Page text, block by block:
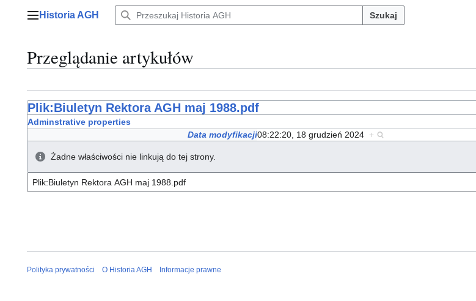
Menu główne
Historia AGH Szukaj
Przeglądanie artykułów
Plik:Biuletyn Rektora AGH maj 1988.pdf
Adminstrative properties
Data modyfikacji08:22:20, 18 grudzień 2024 +
Żadne właściwości nie linkują do tej strony.
Polityka prywatności O Historia AGH Informacje prawne